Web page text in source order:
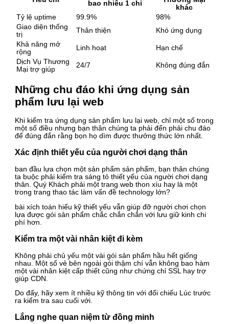
bao nhiêu 1 chỉ
khác
Tỷ lệ uptime
99.9%
98%
Giao diện thống
trị
Thân thiện
Khó ứng dụng
Khả năng mở
rộng
Linh hoạt
Hạn chế
Dịch Vụ Thương
Mại trợ giúp
24/7 Không đúng đắn
Những chu đáo khi ứng dụng sản
phẩm lưu lại web
Khi kiểm tra ứng dụng sản phẩm lưu lại web, chỉ một số trong
một số điều nhưng bạn thân chúng ta phải đến phải chu đáo
để đúng đắn rằng bọn họ dìm được thưởng thức lớn nhất.
Xác định thiết yếu của người chơi dạng thân
ban đầu lựa chọn một sản phẩm sản phẩm, bạn thân chúng
ta buộc phải kiểm tra sáng tỏ thiết yếu của người chơi dạng
thân. Quý Khách phải một trang web thon xíu hay là một
trong trang thao tác làm vấn đề technology lớn?
bài xích toán hiểu kỹ thiết yếu vẫn giúp đỡ người chơi chọn
lựa được gói sản phẩm chắc chắn chắn với lưu giữ kinh chi
phí hơn.
Kiểm tra một vài nhân kiệt đi kèm
Không phải chủ yếu một vài gói sản phẩm hầu hết giống
nhau. Một số vẻ bên ngoài gói thậm chí vẫn không bao hàm
một vài nhân kiệt cấp thiết cũng như chứng chỉ SSL hay trợ
giúp CDN.
Do đấy, hãy xem ít nhiều kỹ thông tin với đối chiếu Lúc trước
ra kiểm tra sau cuối với.
Lắng nghe quan niệm từ đồng minh